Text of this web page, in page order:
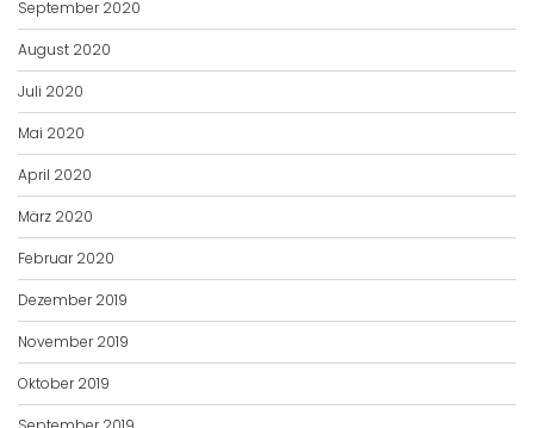
September 2020
August 2020
Juli 2020
Mai 2020
April 2020
März 2020
Februar 2020
Dezember 2019
November 2019
Oktober 2019